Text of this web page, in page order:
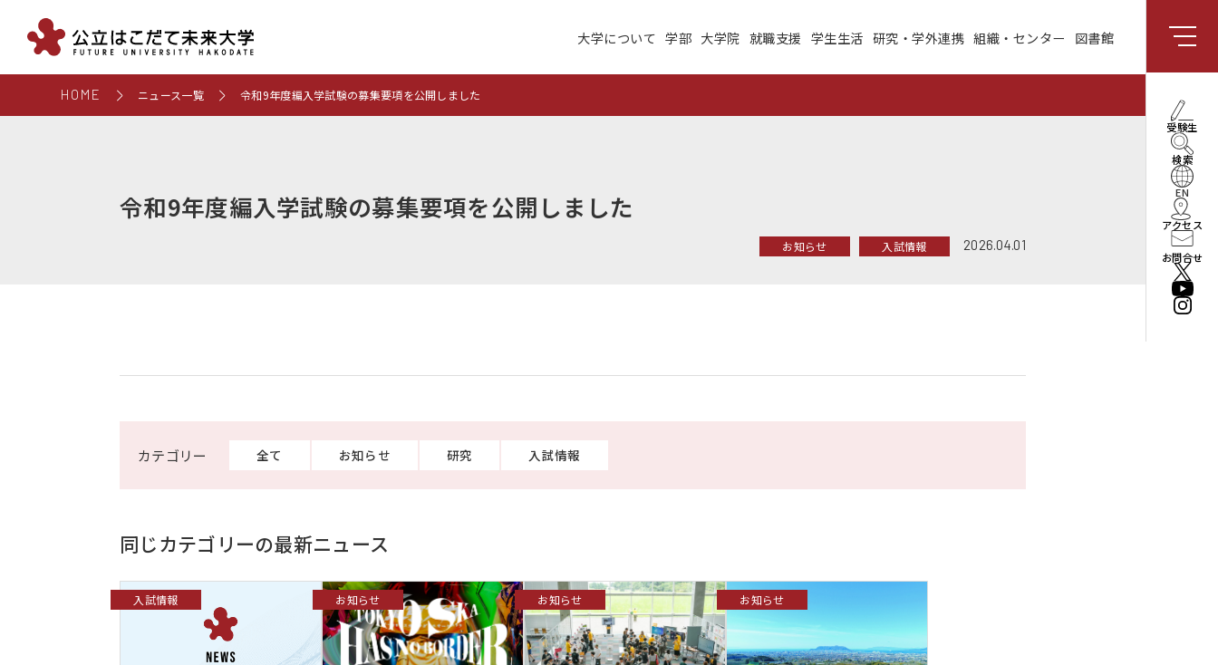
大学について 学部 大学院 就職支援 学生生活 研究・学外連携 組織・センター 図書館
コンセプト動画
理事長・学長メッセー
未来大のデータサイエ
学術交流ネットワーク enPiT
用についての基本方針
住民交流施設の利用
振興基金
EN アクセス お問合せ
受験生
検索
EN
アクセス
お問合せ
HOME ニュース一覧 令和9年度編入学試験の募集要項を公開しました
令和9年度編入学試験の募集要項を公開しました
お知らせ 入試情報 2026.04.01
全て お知らせ 研究 入試情報
同じカテゴリーの最新ニュース
入試情報 お知らせ お知らせ お知らせ